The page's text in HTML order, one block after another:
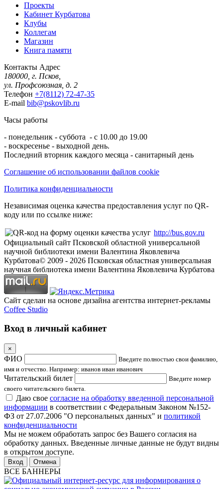
Проекты
Кабинет Курбатова
Клубы
Коллегам
Магазин
Книга памяти
Контакты Адрес
180000, г. Псков,
ул. Профсоюзная, д. 2
Телефон +7(8112) 72-47-35
E-mail bib@pskovlib.ru
Часы работы
- понедельник - суббота - с 10.00 до 19.00
- воскресенье - выходной день.
Последний вторник каждого месяца - санитарный день
Соглашение об использовании файлов cookie
Политика конфиденциальности
Независимая оценка качества предоставления услуг по QR-
коду или по ссылке ниже:
http://bus.gov.ru
Официальный сайт Псковской областной универсальной
научной библиотеки имени Валентина Яковлевича
Курбатова© 2009 - 2026 Псковская областная универсальная
научная библиотека имени Валентина Яковлевича Курбатова
Сайт сделан на основе дизайна агентства интернет-рекламы
Coffee Studio
Вход в личный кабинет
×
ФИО
Введите полностью свои фамилию,
имя и отчество. Например: иванов иван иванович
Читательский билет
Введите номер
своего читательского билета.
Даю свое согласие на обработку введенной персональной
информации в соответствии с Федеральным Законом №152-
ФЗ от 27.07.2006 "О персональных данных" и политикой
конфиденциальности
Мы не можем обработать запрос без Вашего согласия на
обработку данных. Введенные личные данные не будут видны
в открытом доступе.
Отмена
ВСЕ БАННЕРЫ